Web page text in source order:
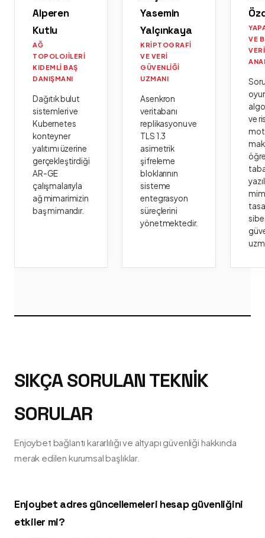
Alperen
Kutlu
AĞ
TOPOLOJILERI
KIDEMLI BAŞ
DANIŞMANI
Dağıtık bulut
sistemleri ve
Kubernetes
konteyner
yalıtımı üzerine
gerçekleştirdiği
AR-GE
çalışmalarıyla
ağ mimarimizin
baş mimarıdır.
Yasemin
Yalçınkaya
KRIPTOGRAFI
VE VERI
GÜVENLIĞI
UZMANI
Asenkron
veritabanı
replikasyonu ve
TLS 1.3
asimetrik
şifreleme
bloklarının
sisteme
entegrasyon
süreçlerini
yönetmektedir.
VE
VERI
ve
SIKÇA SORULAN TEKNIK
SORULAR
Enjoybet bağlantı kararlılığı ve altyapı güvenliği hakkında
merak edilen kurumsal başlıklar.
Enjoybet adres güncellemeleri hesap güvenliğini
etkiler mi?